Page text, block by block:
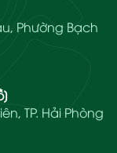
Phường Bạch
TP. Hải Phòng